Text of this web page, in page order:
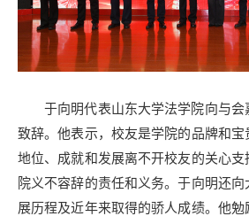
于向明代表山东大学法学院向与
致辞。他表示，校友是学院的品牌和宝
地位、成就和发展离不开校友的关心
院义不容辞的责任和义务。于向明还
展历程及近年来取得的骄人成绩。他